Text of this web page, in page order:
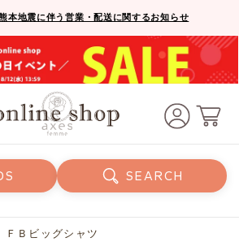
本地震に伴う営業・配送に関するお知らせ
SEARCH
ＦＢビッグシャツ